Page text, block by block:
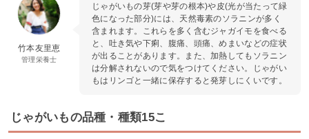
竹本友里恵
管理栄養士
じゃがいもの芽(芽や芽の根本)や皮(光が当たって緑
色になった部分)には、天然毒素のソラニンが多く
含まれます。これらを多く含むジャガイモを食べる
と、吐き気や下痢、腹痛、頭痛、めまいなどの症状
が出ることがあります。また、加熱してもソラニン
は分解されないので気をつけてください。じゃがい
もはリンゴと一緒に保存すると発芽しにくいです。
じゃがいもの品種・種類15こ